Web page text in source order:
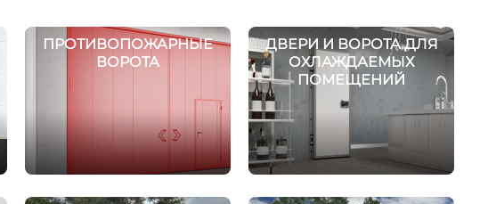
ПРОТИВОПОЖАРНЫЕ
ВОРОТА
ДВЕРИ И ВОРОТА ДЛЯ
ОХЛАЖДАЕМЫХ
ПОМЕЩЕНИЙ